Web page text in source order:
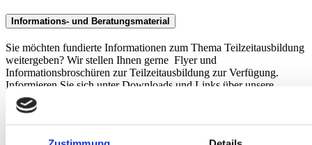
Informations- und Beratungsmaterial
Sie möchten fundierte Informationen zum Thema Teilzeitausbildung
weitergeben? Wir stellen Ihnen gerne Flyer und
Informationsbroschüren zur Teilzeitausbildung zur Verfügung.
Informieren Sie sich unter Downloads und Links über unsere
Materialien, laden Sie sie kostenfrei herunter oder kontaktieren Sie
uns gerne per E-Mail oder telefonisch, wenn wir Ihnen Material
zusenden sollen.